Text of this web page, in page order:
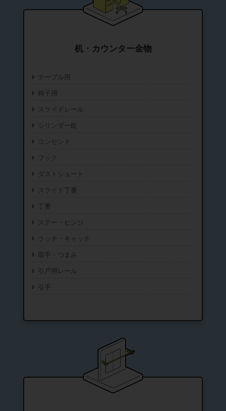
机・カウンター金物
テーブル用
椅子用
スライドレール
シリンダー錠
コンセント
フック
ダストシュート
スライド丁番
丁番
ステー・ヒンジ
ラッチ・キャッチ
取手・つまみ
引戸用レール
引手